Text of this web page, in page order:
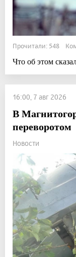
Прочитали: 548
Что об этом
16:00, 7 авг 2026
В
переворотом
Новости